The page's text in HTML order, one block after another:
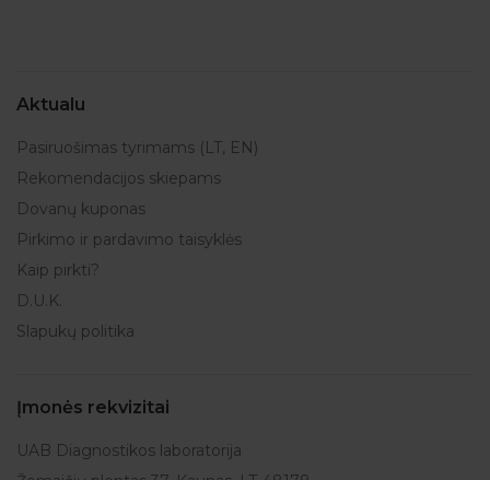
Aktualu
Pasiruošimas tyrimams (LT, EN)
Rekomendacijos skiepams
Dovanų kuponas
Pirkimo ir pardavimo taisyklės
Kaip pirkti?
D.U.K.
Slapukų politika
Įmonės rekvizitai
UAB Diagnostikos laboratorija